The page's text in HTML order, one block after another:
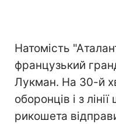
Натомість
французький
Лукман. На 30-й
оборонців і з
рикошета